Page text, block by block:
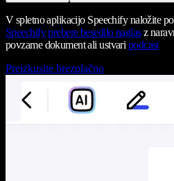
V spletno aplikacijo Speechify naložite
Speechify prebere besedilo naglasz
povzame dokument ali ustvari podcast
Preizkusite brezplačno